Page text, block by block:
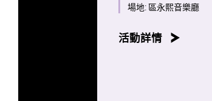
場地:區永熙音樂廳
活動詳情